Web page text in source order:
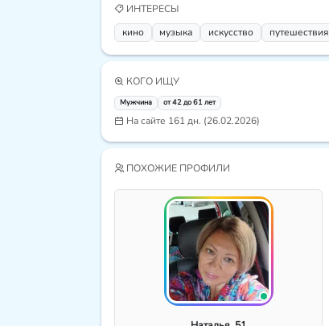
ИНТЕРЕСЫ
кино
музыка искусcтво путешествия
КОГО ИЩУ
Мужчина от 42 до 61 лет
На сайте 161 дн. (26.02.2026)
ПОХОЖИЕ ПРОФИЛИ